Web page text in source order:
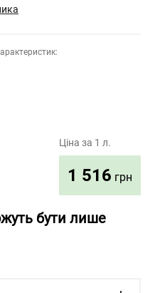
Ціна за 1 л.
1 516 грн
бути лише